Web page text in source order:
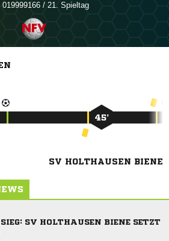
019999166 / 21. Spieltag
45’
SV HOLTHAUSEN BIENE
SV HOLTHAUSEN BIENE SETZT